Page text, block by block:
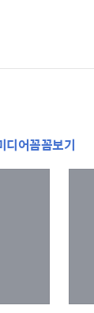
디어꼼꼼보기